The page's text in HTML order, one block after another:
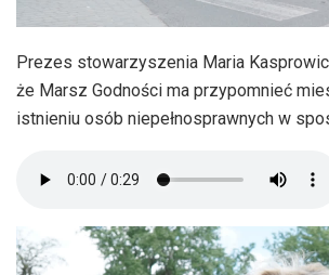
Prezes stowarzyszenia Maria
że Marsz Godności ma przypomnieć
istnieniu osób niepełnosprawnych w